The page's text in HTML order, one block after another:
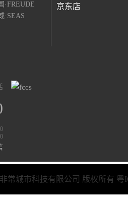
·FREUDE
·SEAS
京东店
常城市科技有限公司 版权所有 粤